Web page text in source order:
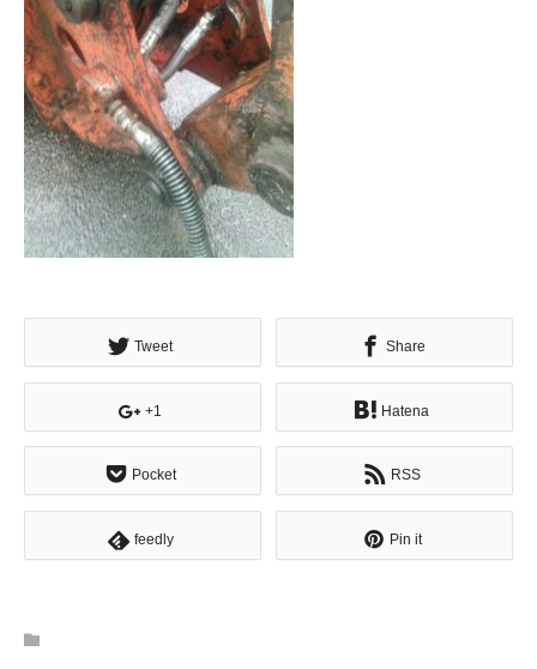
Tweet Share
+1 Hatena
Pocket RSS
feedly Pin it